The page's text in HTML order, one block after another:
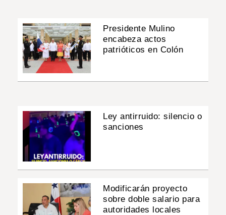
Presidente Mulino
encabeza actos
patrióticos en Colón
Ley antirruido: silencio o
sanciones
Modificarán proyecto
sobre doble salario para
autoridades locales